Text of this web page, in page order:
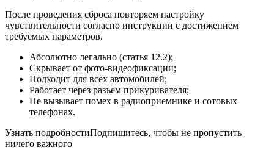
После проведения сброса повторяем настройку
чувствительности согласно инструкции с достижением
требуемых параметров.
Абсолютно легально (статья 12.2);
Скрывает от фото-видеофиксации;
Подходит для всех автомобилей;
Работает через разъем прикуривателя;
Не вызывает помех в радиоприемнике и сотовых
телефонах.
Узнать подробностиПодпишитесь, чтобы не пропустить
ничего важного